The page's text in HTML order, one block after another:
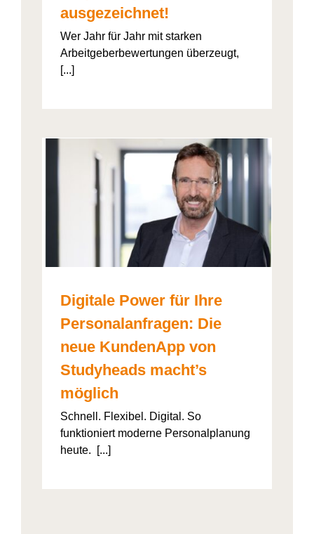
ausgezeichnet!
Wer Jahr für Jahr mit starken
Arbeitgeberbewertungen überzeugt,
[...]
Digitale Power für Ihre
Personalanfragen: Die
neue KundenApp von
Studyheads macht’s
möglich
Schnell. Flexibel. Digital. So
funktioniert moderne Personalplanung
heute. [...]